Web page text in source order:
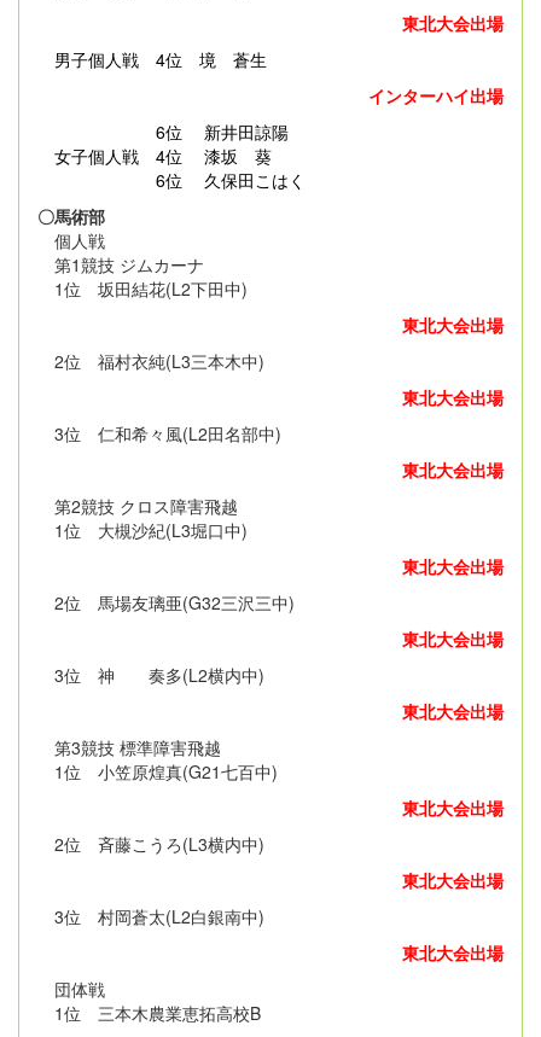
東北大会出場
男子個人戦 4位 境 蒼生
インターハイ出場
6位 新井田諒陽
女子個人戦 4位 漆坂 葵
6位 久保田こはく
〇馬術部
個人戦
第1競技 ジムカーナ
1位 坂田結花(L2下田中)
東北大会出場
2位 福村衣純(L3三本木中)
東北大会出場
3位 仁和希々風(L2田名部中)
東北大会出場
第2競技 クロス障害飛越
1位 大槻沙紀(L3堀口中)
東北大会出場
2位 馬場友璃亜(G32三沢三中)
東北大会出場
3位 神 奏多(L2横内中)
東北大会出場
第3競技 標準障害飛越
1位 小笠原煌真(G21七百中)
東北大会出場
2位 斉藤こうろ(L3横内中)
東北大会出場
3位 村岡蒼太(L2白銀南中)
東北大会出場
団体戦
1位 三本木農業恵拓高校B